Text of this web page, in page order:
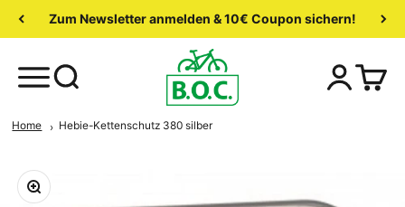
Zum Newsletter anmelden & 10€ Coupon sichern!
Home Hebie-Kettenschutz 380 silber